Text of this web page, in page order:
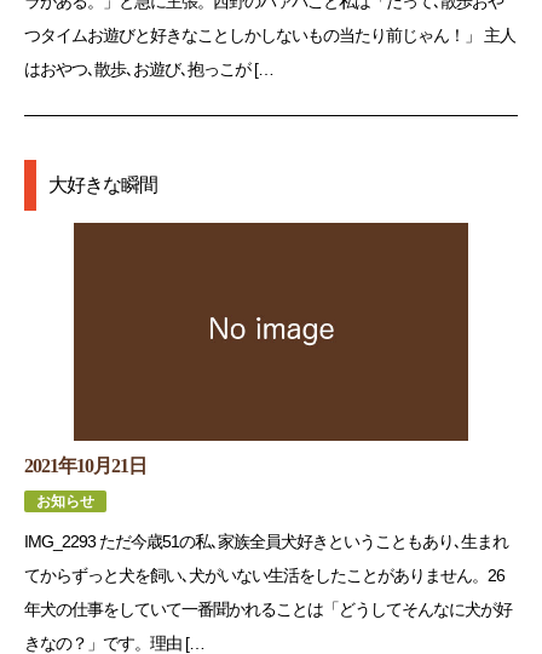
つタイムお遊びと好きなことしかしないもの当たり前じゃん！」 主人
はおやつ､散歩､お遊び､抱っこが […
大好きな瞬間
2021年10月21日
お知らせ
IMG_2293 ただ今歳51の私､家族全員犬好きということもあり､生まれ
てからずっと犬を飼い､犬がいない生活をしたことがありません。26
年犬の仕事をしていて一番聞かれることは「どうしてそんなに犬が好
きなの？」です。理由 […